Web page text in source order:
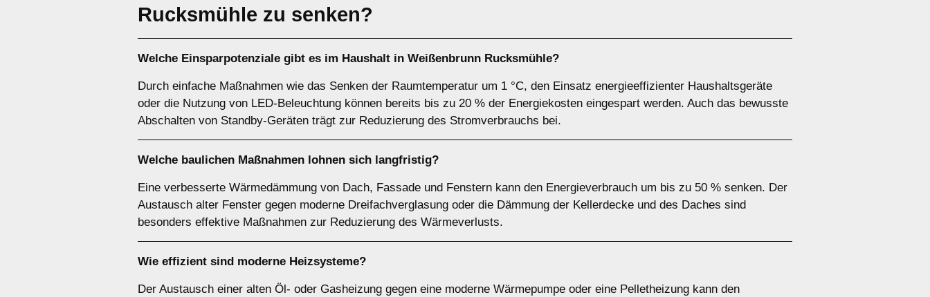
Rucksmühle zu senken?
Welche Einsparpotenziale gibt es im Haushalt in Weißenbrunn Rucksmühle?
Durch einfache Maßnahmen wie das Senken der Raumtemperatur um 1 °C, den Einsatz energieeffizienter Haushaltsgeräte
oder die Nutzung von LED-Beleuchtung können bereits bis zu 20 % der Energiekosten eingespart werden. Auch das bewusste
Abschalten von Standby-Geräten trägt zur Reduzierung des Stromverbrauchs bei.
Welche baulichen Maßnahmen lohnen sich langfristig?
Eine verbesserte Wärmedämmung von Dach, Fassade und Fenstern kann den Energieverbrauch um bis zu 50 % senken. Der
Austausch alter Fenster gegen moderne Dreifachverglasung oder die Dämmung der Kellerdecke und des Daches sind
besonders effektive Maßnahmen zur Reduzierung des Wärmeverlusts.
Wie effizient sind moderne Heizsysteme?
Der Austausch einer alten Öl- oder Gasheizung gegen eine moderne Wärmepumpe oder eine Pelletheizung kann den